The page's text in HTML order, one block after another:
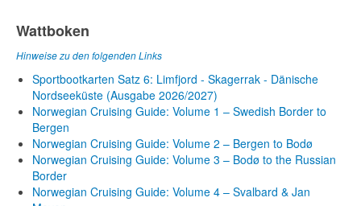
Wattboken
Hinweise zu den folgenden Links
Sportbootkarten Satz 6: Limfjord - Skagerrak - Dänische
Nordseeküste (Ausgabe 2026/2027)
Norwegian Cruising Guide: Volume 1 – Swedish Border to
Bergen
Norwegian Cruising Guide: Volume 2 – Bergen to Bodø
Norwegian Cruising Guide: Volume 3 – Bodø to the Russian
Border
Norwegian Cruising Guide: Volume 4 – Svalbard & Jan